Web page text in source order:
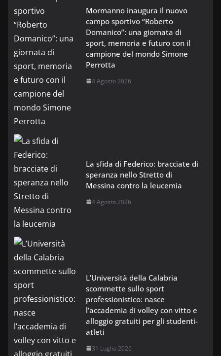
Mormanno inaugura il nuovo
campo sportivo “Roberto
Domanico”: una giornata di
sport, memoria e futuro con il
campione del mondo Simone
Perrotta
4 Agosto 2026
La sfida di Federico: bracciate di
speranza nello Stretto di
Messina contro la leucemia
4 Agosto 2026
L’Università della Calabria
scommette sullo sport
professionistico: nasce
l’accademia di volley con vitto e
alloggio gratuiti per gli studenti-
atleti
31 Luglio 2026